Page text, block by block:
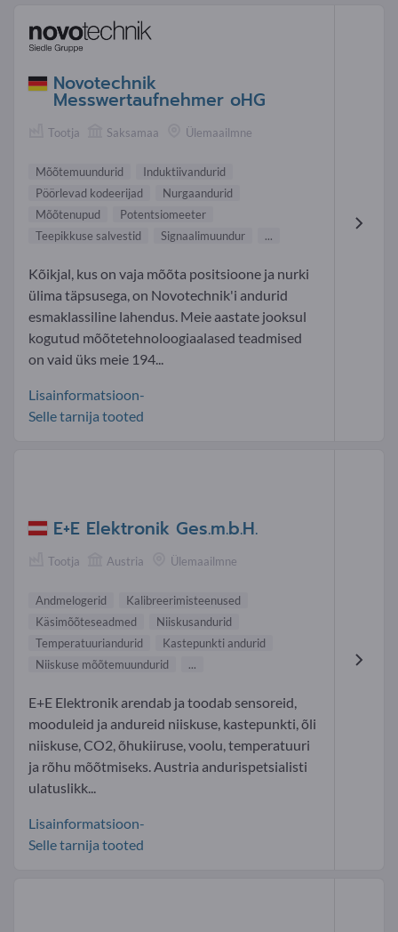
Novotechnik
Messwertaufnehmer oHG
Tootja Saksamaa Ülemaailmne
Mõõtemuundurid
Induktiivandurid
Pöörlevad kodeerijad
Nurgaandurid
Mõõtenupud
Potentsiomeeter
Teepikkuse salvestid
Signaalimuundur ...
Kõikjal, kus on vaja mõõta positsioone ja nurki
ülima täpsusega, on Novotechnik'i andurid
esmaklassiline lahendus. Meie aastate jooksul
kogutud mõõtetehnoloogiaalased teadmised
on vaid üks meie 194...
Lisainformatsioon-
Selle tarnija tooted
E+E Elektronik Ges.m.b.H.
Tootja Austria Ülemaailmne
Andmelogerid
Kalibreerimisteenused
Käsimõõteseadmed
Niiskusandurid
Temperatuuriandurid
Kastepunkti andurid
Niiskuse mõõtemuundurid
...
E+E Elektronik arendab ja toodab sensoreid,
mooduleid ja andureid niiskuse, kastepunkti, õli
niiskuse, CO2, õhukiiruse, voolu, temperatuuri
ja rõhu mõõtmiseks. Austria andurispetsialisti
ulatuslikk...
Lisainformatsioon-
Selle tarnija tooted